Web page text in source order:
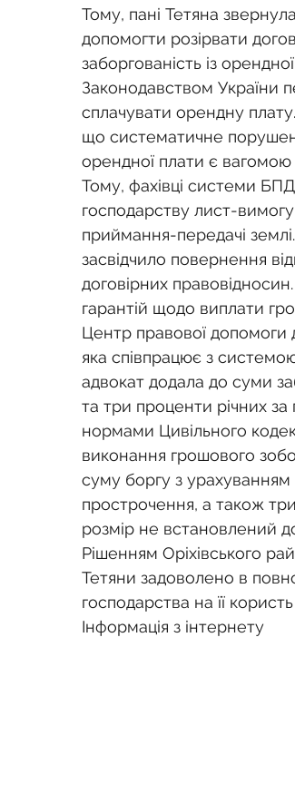
Тому, пані Тетяна
допомогти розірвати
заборгованість із
Законодавством України
сплачувати орендну
що систематичне
орендної плати є вагомою
Тому, фахівці системи
господарству лист-
приймання-передачі
засвідчило повернення
договірних
гарантій щодо виплати
Центр правової допомоги
яка співпрацює з
адвокат додала до суми
та три проценти річних
нормами Цивільного
виконання грошового
суму боргу з урахуванням
прострочення, а також
розмір не встановлений
Рішенням Оріхівського
Тетяни задоволено в
господарства на її
Інформація з інтернету